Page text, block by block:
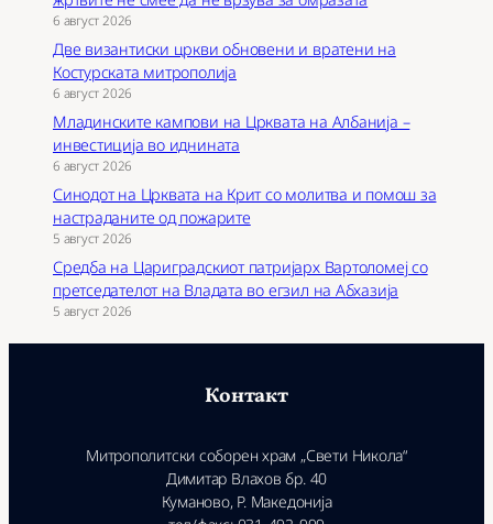
6 август 2026
Две византиски цркви обновени и вратени на
Костурската митрополија
6 август 2026
Младинските кампови на Црквата на Албанија –
инвестиција во иднината
6 август 2026
Синодот на Црквата на Крит со молитва и помош за
настраданите од пожарите
5 август 2026
Средба на Цариградскиот патријарх Вартоломеј со
претседателот на Владата во егзил на Абхазија
5 август 2026
Контакт
Митрополитски соборен храм „Свети Никола“
Димитар Влахов бр. 40
Куманово, Р. Македонија